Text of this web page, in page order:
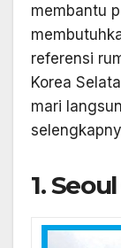
membantu
referensi
Korea
mari
1.